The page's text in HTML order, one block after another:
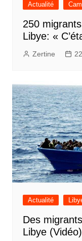
Actualité
250
Libye: «
Zertine
Actualité
Des
Libye (Vidéo)